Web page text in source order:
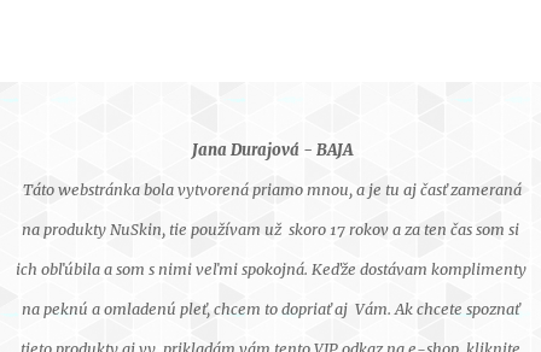
Jana Durajová - BAJA
Táto webstránka bola vytvorená priamo mnou, a je tu aj časť zameraná
na produkty NuSkin, tie používam už skoro 17 rokov a za ten čas som si
ich obľúbila a som s nimi veľmi spokojná. Keďže dostávam komplimenty
na peknú a omladenú pleť, chcem to dopriať aj Vám. Ak chcete spoznať